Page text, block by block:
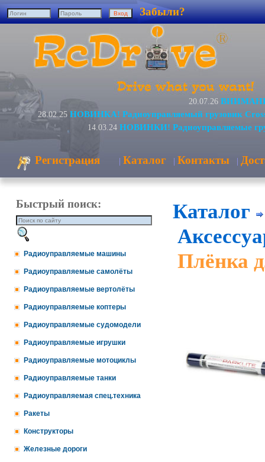
Забыли?
20.07.26
28.02.25 НОВИНКА! Радиоуправляемый грузовик
14.03.24 НОВИНКИ! Радиоуправляемые
Регистрация | Каталог | Контакты |
Быстрый поиск:
Радиоуправляемые машины
Радиоуправляемые самолёты
Радиоуправляемые вертолёты
Радиоуправляемые коптеры
Радиоуправляемые судомодели
Радиоуправляемые игрушки
Радиоуправляемые мотоциклы
Радиоуправляемые танки
Радиоуправляемая спец.техника
Ракеты
Конструкторы
Железные дороги
Каталог
Плёнка